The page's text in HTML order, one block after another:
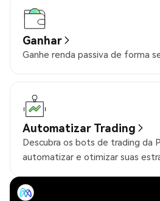
Ganhar
Ganhe renda passiva de forma
Automatizar Trading
Descubra os bots de trading da
automatizar e otimizar suas